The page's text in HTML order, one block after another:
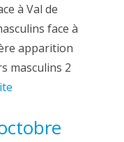
à Val de
face à
apparition
masculins 2